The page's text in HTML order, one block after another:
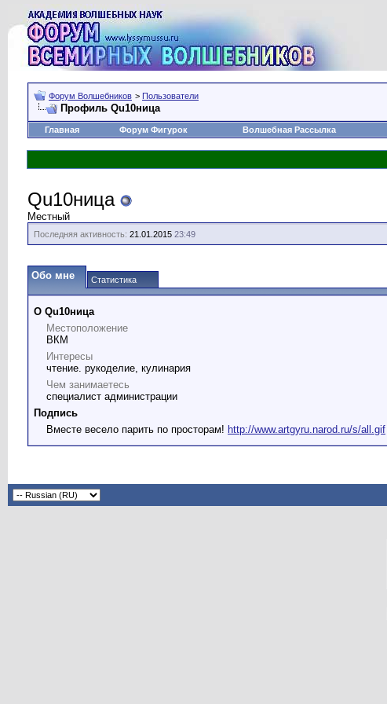
Форум Волшебников > Пользователи
Профиль Qu10ница
Главная
Форум Фигурок Волшебная Рассылка
Qu10ница
Местный
Последняя активность: 21.01.2015 23:49
Обо мне Статистика
О Qu10ница
Местоположение
ВКМ
Интересы
чтение. рукоделие, кулинария
Чем занимаетесь
специалист администрации
Подпись
Вместе весело парить по просторам! http://www.artgyru.narod.ru/s/all.gif